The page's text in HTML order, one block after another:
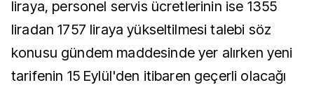
liraya, personel servis ücretlerinin ise 1355
liradan 1757 liraya yükseltilmesi talebi söz
konusu gündem maddesinde yer alırken yeni
tarifenin 15 Eylül'den itibaren geçerli olacağı